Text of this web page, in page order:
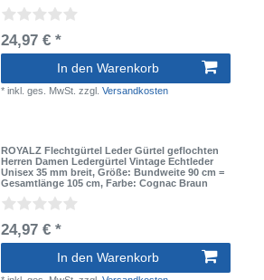
24,97 € *
In den Warenkorb
*inkl. ges. MwSt. zzgl.Versandkosten
ROYALZ Flechtgürtel Leder Gürtel geflochten
Herren Damen Ledergürtel Vintage Echtleder
Unisex 35 mm breit, Größe: Bundweite 90 cm =
Gesamtlänge 105 cm, Farbe: Cognac Braun
24,97 € *
In den Warenkorb